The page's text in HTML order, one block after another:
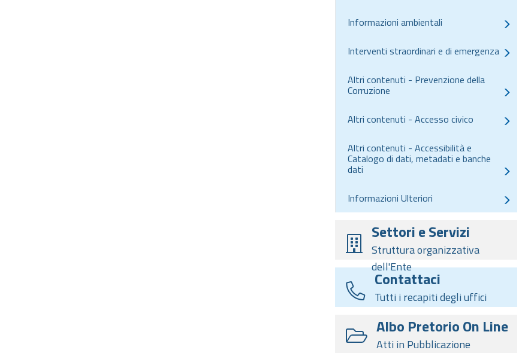
Informazioni ambientali
Interventi straordinari e di emergenza
Altri contenuti - Prevenzione della
Corruzione
Altri contenuti - Accesso civico
Altri contenuti - Accessibilità e
Catalogo di dati, metadati e banche
dati
Informazioni Ulteriori
Settori e Servizi
Struttura organizzativa
dell'Ente
Contattaci
Tutti i recapiti degli uffici
Albo Pretorio On Line
Atti in Pubblicazione